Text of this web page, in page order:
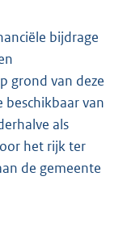
bijdrage
grond van deze
beschikbaar van
als
het rijk ter
de gemeente